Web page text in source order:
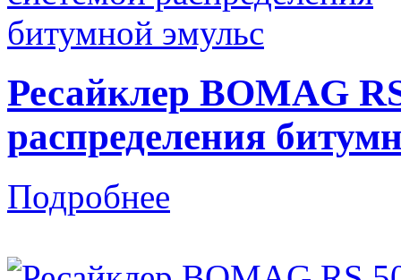
Ресайклер BOMAG
распределения
Подробнее